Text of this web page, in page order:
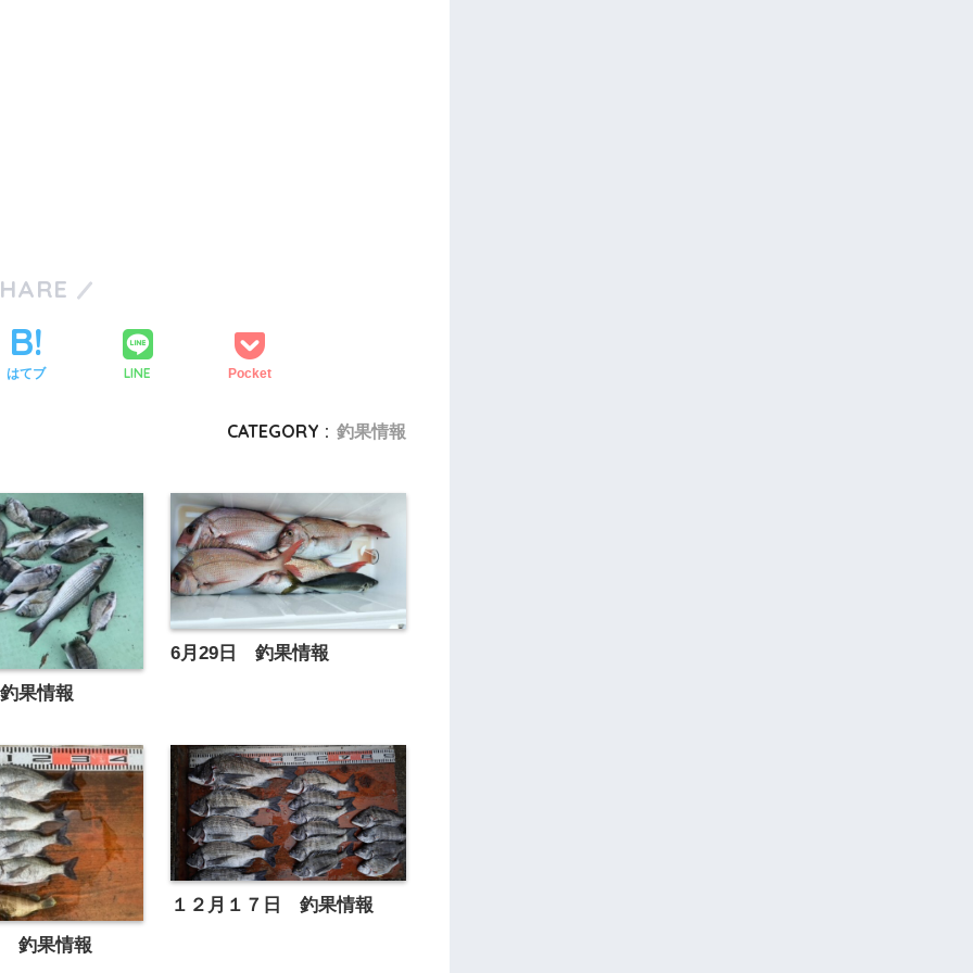
はてブ LINE Pocket
CATEGORY : 釣果情報
果情報
6月29日 釣果情報
釣果情報
１２月１７日 釣果情報